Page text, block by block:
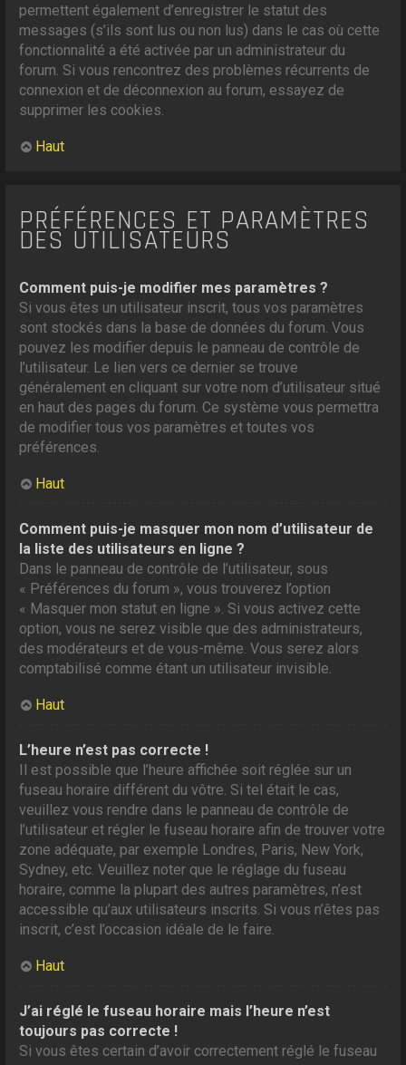
permettent également d’enregistrer le statut des
messages (s’ils sont lus ou non lus) dans le cas où cette
fonctionnalité a été activée par un administrateur du
forum. Si vous rencontrez des problèmes récurrents de
connexion et de déconnexion au forum, essayez de
supprimer les cookies.
Haut
PRÉFÉRENCES ET PARAMÈTRES
DES UTILISATEURS
Comment puis-je modifier mes paramètres ?
Si vous êtes un utilisateur inscrit, tous vos paramètres
sont stockés dans la base de données du forum. Vous
pouvez les modifier depuis le panneau de contrôle de
l’utilisateur. Le lien vers ce dernier se trouve
généralement en cliquant sur votre nom d’utilisateur situé
en haut des pages du forum. Ce système vous permettra
de modifier tous vos paramètres et toutes vos
préférences.
Haut
Comment puis-je masquer mon nom d’utilisateur de
la liste des utilisateurs en ligne ?
Dans le panneau de contrôle de l’utilisateur, sous
« Préférences du forum », vous trouverez l’option
« Masquer mon statut en ligne ». Si vous activez cette
option, vous ne serez visible que des administrateurs,
des modérateurs et de vous-même. Vous serez alors
comptabilisé comme étant un utilisateur invisible.
Haut
L’heure n’est pas correcte !
Il est possible que l’heure affichée soit réglée sur un
fuseau horaire différent du vôtre. Si tel était le cas,
veuillez vous rendre dans le panneau de contrôle de
l’utilisateur et régler le fuseau horaire afin de trouver votre
zone adéquate, par exemple Londres, Paris, New York,
Sydney, etc. Veuillez noter que le réglage du fuseau
horaire, comme la plupart des autres paramètres, n’est
accessible qu’aux utilisateurs inscrits. Si vous n’êtes pas
inscrit, c’est l’occasion idéale de le faire.
Haut
J’ai réglé le fuseau horaire mais l’heure n’est
toujours pas correcte !
Si vous êtes certain d’avoir correctement réglé le fuseau